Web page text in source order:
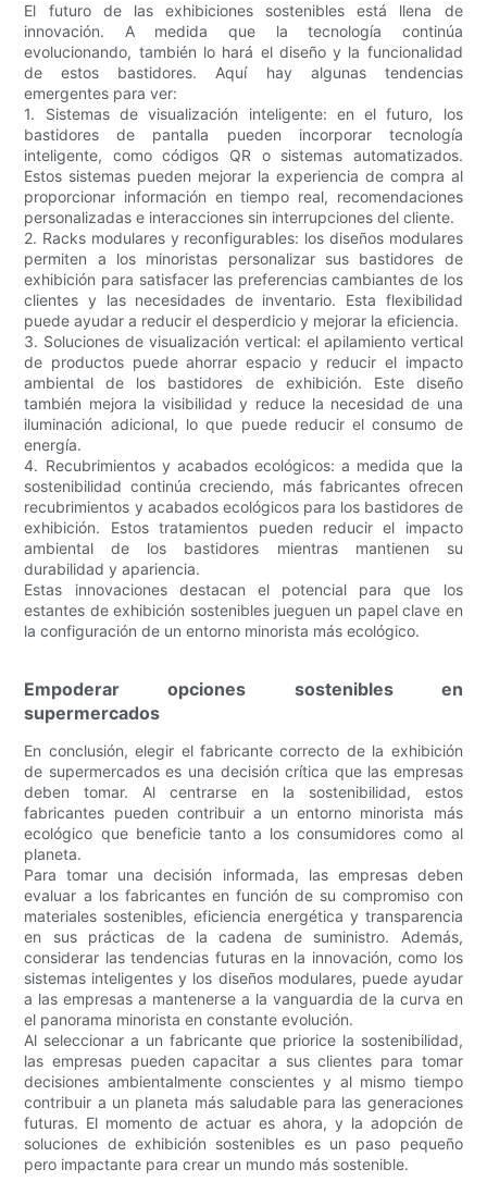
El futuro de las exhibiciones sostenibles está llena de
innovación. A medida que la tecnología continúa
evolucionando, también lo hará el diseño y la funcionalidad
de estos bastidores. Aquí hay algunas tendencias
emergentes para ver:
1. Sistemas de visualización inteligente: en el futuro, los
bastidores de pantalla pueden incorporar tecnología
inteligente, como códigos QR o sistemas automatizados.
Estos sistemas pueden mejorar la experiencia de compra al
proporcionar información en tiempo real, recomendaciones
personalizadas e interacciones sin interrupciones del cliente.
2. Racks modulares y reconfigurables: los diseños modulares
permiten a los minoristas personalizar sus bastidores de
exhibición para satisfacer las preferencias cambiantes de los
clientes y las necesidades de inventario. Esta flexibilidad
puede ayudar a reducir el desperdicio y mejorar la eficiencia.
3. Soluciones de visualización vertical: el apilamiento vertical
de productos puede ahorrar espacio y reducir el impacto
ambiental de los bastidores de exhibición. Este diseño
también mejora la visibilidad y reduce la necesidad de una
iluminación adicional, lo que puede reducir el consumo de
energía.
4. Recubrimientos y acabados ecológicos: a medida que la
sostenibilidad continúa creciendo, más fabricantes ofrecen
recubrimientos y acabados ecológicos para los bastidores de
exhibición. Estos tratamientos pueden reducir el impacto
ambiental de los bastidores mientras mantienen su
durabilidad y apariencia.
Estas innovaciones destacan el potencial para que los
estantes de exhibición sostenibles jueguen un papel clave en
la configuración de un entorno minorista más ecológico.
Empoderar opciones sostenibles en
supermercados
En conclusión, elegir el fabricante correcto de la exhibición
de supermercados es una decisión crítica que las empresas
deben tomar. Al centrarse en la sostenibilidad, estos
fabricantes pueden contribuir a un entorno minorista más
ecológico que beneficie tanto a los consumidores como al
planeta.
Para tomar una decisión informada, las empresas deben
evaluar a los fabricantes en función de su compromiso con
materiales sostenibles, eficiencia energética y transparencia
en sus prácticas de la cadena de suministro. Además,
considerar las tendencias futuras en la innovación, como los
sistemas inteligentes y los diseños modulares, puede ayudar
a las empresas a mantenerse a la vanguardia de la curva en
el panorama minorista en constante evolución.
Al seleccionar a un fabricante que priorice la sostenibilidad,
las empresas pueden capacitar a sus clientes para tomar
decisiones ambientalmente conscientes y al mismo tiempo
contribuir a un planeta más saludable para las generaciones
futuras. El momento de actuar es ahora, y la adopción de
soluciones de exhibición sostenibles es un paso pequeño
pero impactante para crear un mundo más sostenible.